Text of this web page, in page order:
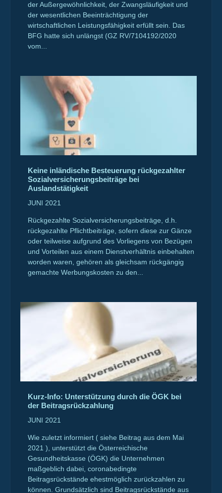
der Außergewöhnlichkeit, der Zwangsläufigkeit und
der wesentlichen Beeinträchtigung der
wirtschaftlichen Leistungsfähigkeit erfüllt sein. Das
BFG hatte sich unlängst (GZ RV/7104192/2020
vom...
Keine inländische Besteuerung rückgezahlter
Sozialversicherungsbeiträge bei
Auslandstätigkeit
JUNI 2021
Rückgezahlte Sozialversicherungsbeiträge, d.h.
rückgezahlte Pflichtbeiträge, sofern diese zur Gänze
oder teilweise aufgrund des Vorliegens von Bezügen
und Vorteilen aus einem Dienstverhältnis einbehalten
worden waren, gehören als gleichsam rückgängig
gemachte Werbungskosten zu den...
Kurz-Info: Unterstützung durch die ÖGK bei
der Beitragsrückzahlung
JUNI 2021
Wie zuletzt informiert ( siehe Beitrag aus dem Mai
2021 ), unterstützt die Österreichische
Gesundheitskasse (ÖGK) die Unternehmen
maßgeblich dabei, coronabedingte
Beitragsrückstände ehestmöglich zurückzahlen zu
können. Grundsätzlich sind Beitragsrückstände aus